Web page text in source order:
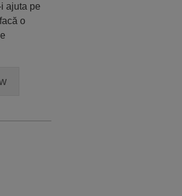
ajuta pe
o